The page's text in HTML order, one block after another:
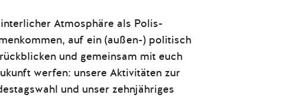
Atmosphäre als Polis-
auf ein (außen-) politisch
und gemeinsam mit euch
werfen: unsere Aktivitäten zur
und unser zehnjähriges